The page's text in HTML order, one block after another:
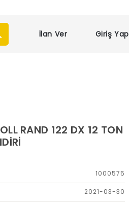
İlan Ver Giriş Yap
RAND 122 DX 12 TON
1000575
2021-03-30